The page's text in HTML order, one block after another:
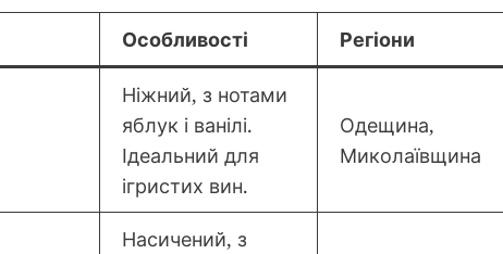
Особливості Регіони
Ніжний, з нотами
яблук і ванілі.
Ідеальний для
ігристих вин.
Одещина,
Миколаївщина
Насичений, з